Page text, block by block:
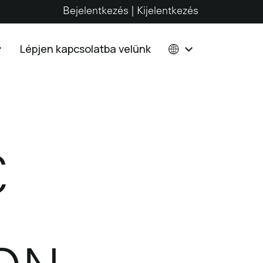
Bejelentkezés | Kijelentkezés
Lépjen kapcsolatba velünk